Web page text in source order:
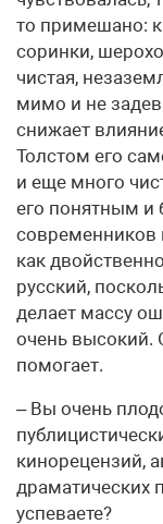
то примешано:
соринки,
чистая,
мимо и не
снижает
Толстом его
и еще много
его понятным и
современников
как
русский,
делает массу
очень высокий.
помогает.
– Вы очень
кинорецензий,
драматических
успеваете?